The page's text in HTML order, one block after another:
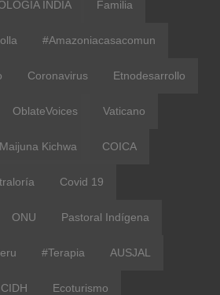
INDIA Familia
#amazoniacasacomun
Coronavirus Etnodesarrollo
OblateVoices Vaticano
Kichwa COICA
Covid 19
ONU Pastoral Indígena
#terapia AUSJAL
CIDH Ecoturismo